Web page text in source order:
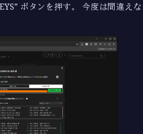
ボタンを押す。 今度は間違えな